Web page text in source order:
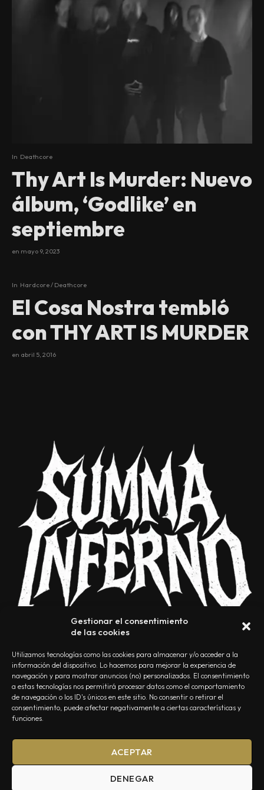
Gestionar el consentimiento
de las cookies
Utilizamos tecnologías como las cookies para almacenar y/o acceder a la
información del dispositivo. Lo hacemos para mejorar la experiencia de
navegación y para mostrar anuncios (no) personalizados. El consentimiento
a estas tecnologías nos permitirá procesar datos como el comportamiento
de navegación o los ID's únicos en este sitio. No consentir o retirar el
consentimiento, puede afectar negativamente a ciertas características y
funciones.
ACEPTAR
DENEGAR
In Deathcore
Thy Art Is Murder: Nuevo
álbum, ‘Godlike’ en
septiembre
en mayo 9, 2023
In Hardcore / Deathcore
El Cosa Nostra tembló
con THY ART IS MURDER
en abril 5, 2016
NOSOTROS CONTACTO EDITORIAL POLÍTICA DE PRIVACIDAD